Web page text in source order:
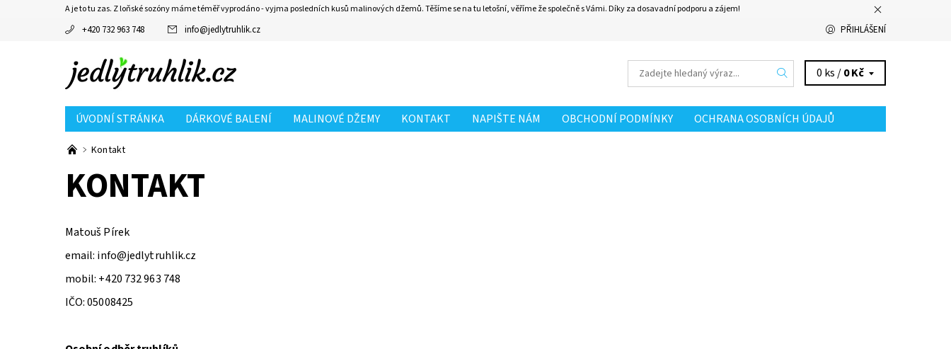
A je to tu zas. Z loňské sozóny máme téměř vyprodáno - vyjma posledních kusů malinových džemů. Těšíme se na tu letošní, věříme že společně s Vámi. Díky za dosavadní podporu a zájem!
+420 732 963 748 info@jedlytruhlik.cz PŘIHLÁŠENÍ
0 ks /0 Kč
ÚVODNÍ STRÁNKA DÁRKOVÉ BALENÍ MALINOVÉ DŽEMY KONTAKT NAPIŠTE NÁM OBCHODNÍ PODMÍNKY OCHRANA OSOBNÍCH ÚDAJŮ
Kontakt
KONTAKT
Matouš Pírek
email: info@jedlytruhlik.cz
mobil: +420 732 963 748
IČO: 05008425